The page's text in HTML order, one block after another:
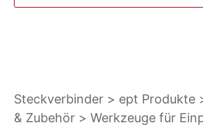
Steckverbinder ept Produkte
& Zubehör
Werkzeuge für